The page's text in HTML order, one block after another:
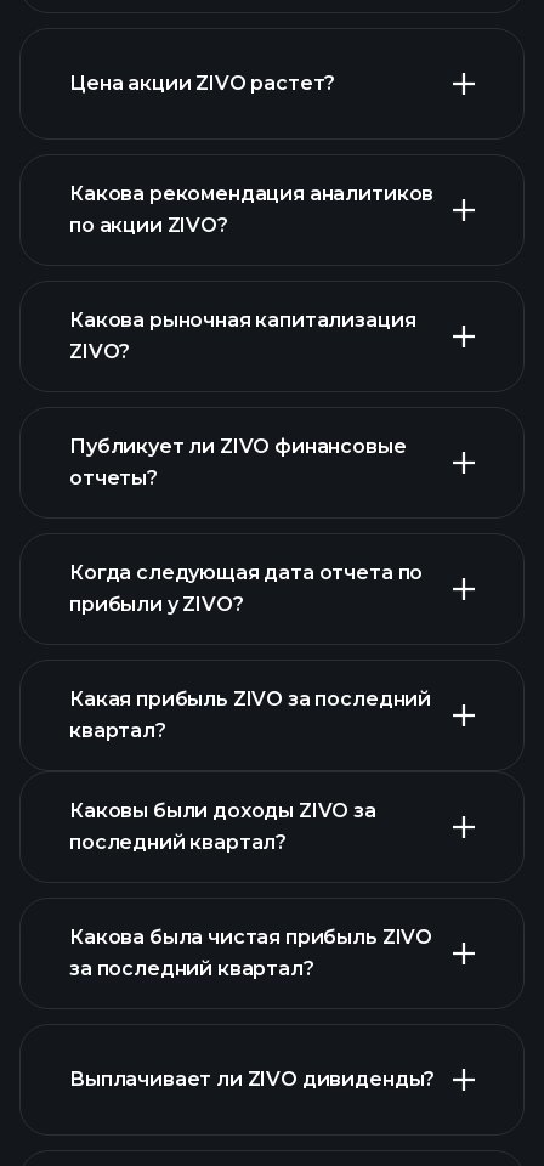
Цена акции ZIVO растет?
ZIVO графике
Какова рекомендация аналитиков
по акции ZIVO?
Какова рыночная капитализация
ZIVO?
Публикует ли ZIVO финансовые
отчеты?
финансовые отчеты ZIVO
Когда следующая дата отчета по
прибыли у ZIVO?
Какая прибыль ZIVO за последний
квартал?
прибыли ZIVO
Каковы были доходы ZIVO за
последний квартал?
финансовых отчетах ZIVO
Какова была чистая прибыль ZIVO
за последний квартал?
Выплачивает ли ZIVO дивиденды?